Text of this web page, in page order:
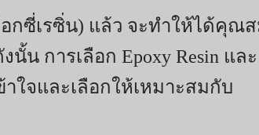
อกซี่เรซิ่น) แล้ว จะทำให้ได้คุณ
การเลือก Epoxy Resin และ
าใจและเลือกให้เหมาะสมกับ